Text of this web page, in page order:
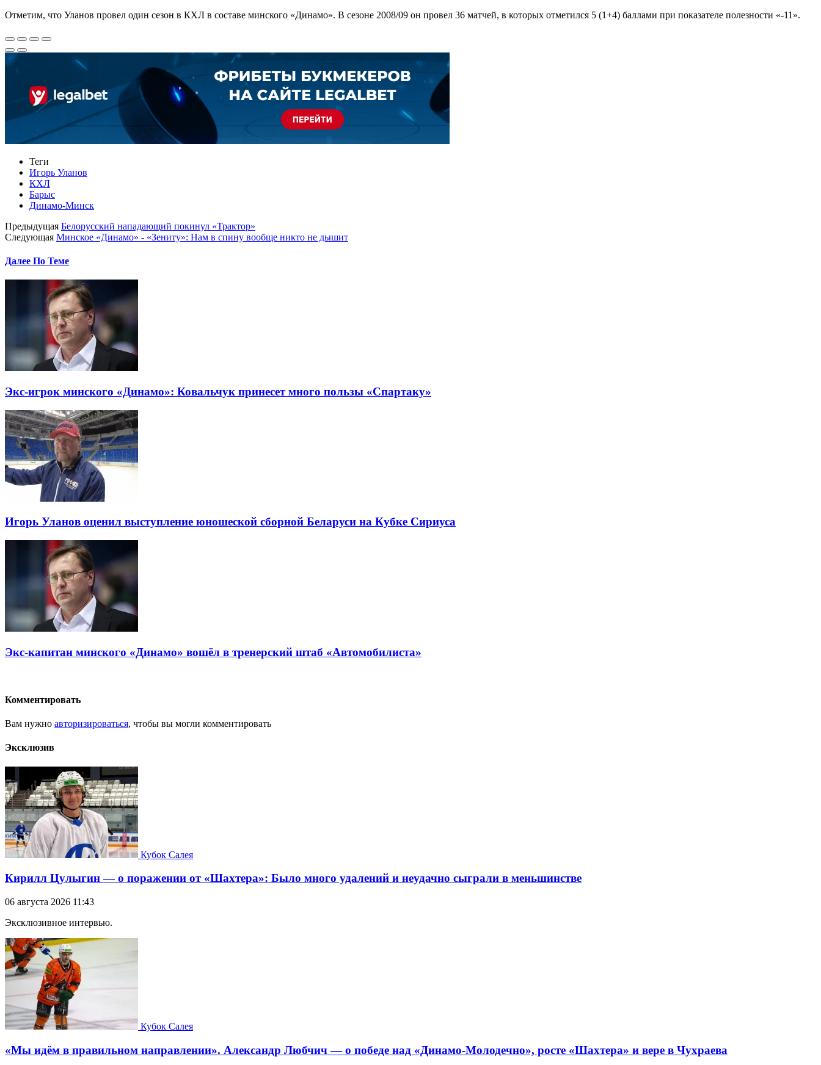
Отметим, что Уланов провел один сезон в КХЛ в составе минского «Динамо». В сезоне 2008/09 он провел 36 матчей, в которых отметился 5 (1+4) баллами при показателе полезности «-11».
Теги
Игорь Уланов
КХЛ
Барыс
Динамо-Минск
Предыдущая Белорусский нападающий покинул «Трактор»
Следующая Минское «Динамо» - «Зениту»: Нам в спину вообще никто не дышит
Далее По Теме
Экс-игрок минского «Динамо»: Ковальчук принесет много пользы «Спартаку»
Игорь Уланов оценил выступление юношеской сборной Беларуси на Кубке Сириуса
Экс-капитан минского «Динамо» вошёл в тренерский штаб «Автомобилиста»
Комментировать
Вам нужно авторизироваться, чтобы вы могли комментировать
Эксклюзив
Кубок Салея
Кирилл Цулыгин — о поражении от «Шахтера»: Было много удалений и неудачно сыграли в меньшинстве
06 августа 2026 11:43
Эксклюзивное интервью.
Кубок Салея
«Мы идём в правильном направлении». Александр Любчич — о победе над «Динамо-Молодечно», росте «Шахтера» и вере в Чухраева